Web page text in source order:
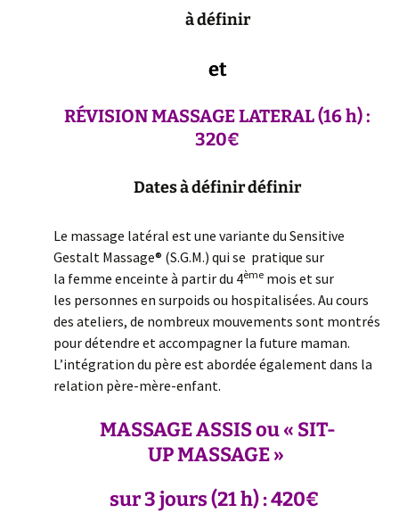
à définir
et
RÉVISION MASSAGE LATERAL (16 h) :
320€
Dates à définir définir
Le massage latéral est une variante du Sensitive
Gestalt Massage® (S.G.M.) qui se pratique sur
la femme enceinte à partir du 4ème mois et sur
les personnes en surpoids ou hospitalisées. Au cours
des ateliers, de nombreux mouvements sont montrés
pour détendre et accompagner la future maman.
L’intégration du père est abordée également dans la
relation père-mère-enfant.
MASSAGEASSIS ou« SIT-
UPMASSAGE»
sur 3 jours (21 h) : 420€